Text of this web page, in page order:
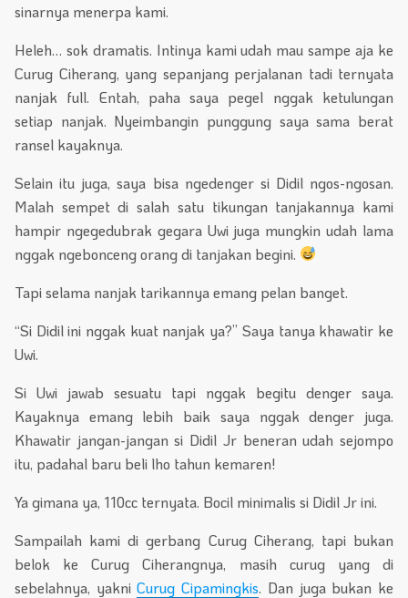
sinarnya menerpa kami.
Heleh… sok dramatis. Intinya kami udah mau sampe aja ke
Curug Ciherang, yang sepanjang perjalanan tadi ternyata
nanjak full. Entah, paha saya pegel nggak ketulungan
setiap nanjak. Nyeimbangin punggung saya sama berat
ransel kayaknya.
Selain itu juga, saya bisa ngedenger si Didil ngos-ngosan.
Malah sempet di salah satu tikungan tanjakannya kami
hampir ngegedubrak gegara Uwi juga mungkin udah lama
nggak ngebonceng orang di tanjakan begini.
Tapi selama nanjak tarikannya emang pelan banget.
“Si Didil ini nggak kuat nanjak ya?” Saya tanya khawatir ke
Uwi.
Si Uwi jawab sesuatu tapi nggak begitu denger saya.
Kayaknya emang lebih baik saya nggak denger juga.
Khawatir jangan-jangan si Didil Jr beneran udah sejompo
itu, padahal baru beli lho tahun kemaren!
Ya gimana ya, 110cc ternyata. Bocil minimalis si Didil Jr ini.
Sampailah kami di gerbang Curug Ciherang, tapi bukan
belok ke Curug Ciherangnya, masih curug yang di
sebelahnya, yakniCurug Cipamingkis. Dan juga bukan ke